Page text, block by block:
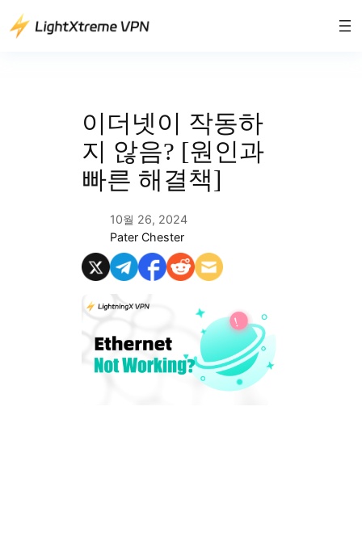
텐
이더넷이 작동하
지 않음? [원인과
빠른 해결책]
10월 26, 2024
Pater Chester